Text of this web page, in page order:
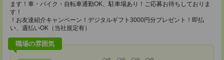
ます！車・バイク・自転車通勤OK、駐車場あり！ご応募お待ちしておりま
す！
！お友達紹介キャンペーン！デジタルギフト3000円分プレゼント！即払
い、週払いOK（当社規定有）
職場の雰囲気